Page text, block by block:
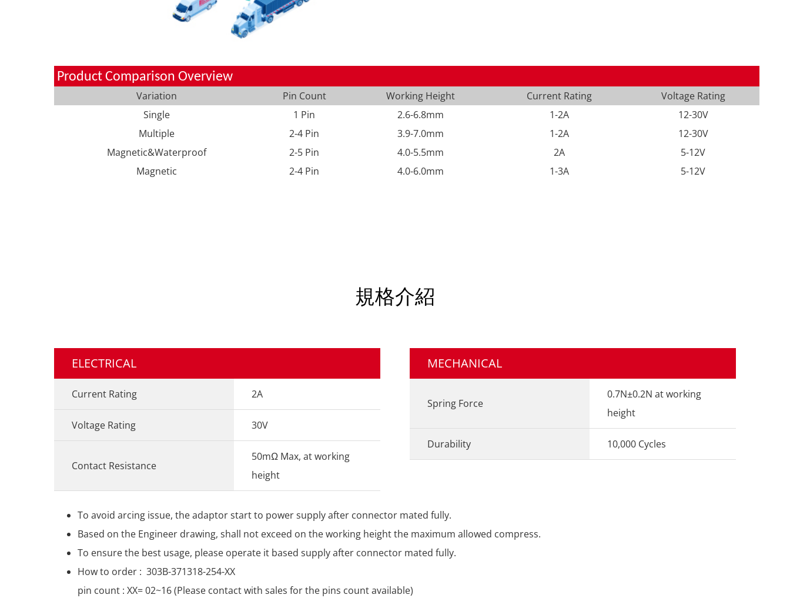
Product Comparison Overview
Variation Pin Count Working Height Current Rating
Voltage Rating
Single
1 Pin 2.6-6.8mm 1-2A
12-30V
Multiple
2-4 Pin 3.9-7.0mm 1-2A
12-30V
Magnetic&Waterproof
2-5 Pin 4.0-5.5mm 2A
5-12V
Magnetic
2-4 Pin 4.0-6.0mm 1-3A 5-12V
規格介紹
ELECTRICAL
Current Rating 2A
Voltage Rating 30V
Contact Resistance
50mΩ Max, at working
height
MECHANICAL
Spring Force
0.7N±0.2N at working
height
Durability 10,000 Cycles
To avoid arcing issue, the adaptor start to power supply after connector mated fully.
Based on the Engineer drawing, shall not exceed on the working height the maximum allowed compress.
To ensure the best usage, please operate it based supply after connector mated fully.
How to order : 303B-371318-254-XX
pin count : XX= 02~16 (Please contact with sales for the pins count available)